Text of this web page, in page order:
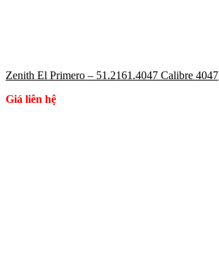
Zenith El Primero – 51.2161.4047 Calibre 4047
Giá liên hệ